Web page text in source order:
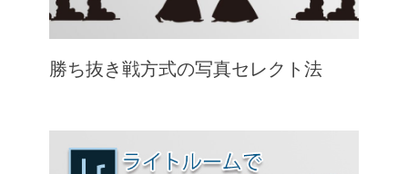
勝ち抜き戦方式の写真セレクト法